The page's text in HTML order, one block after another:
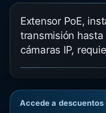
Extensor PoE,
transmisión
cámaras IP,
Accede a